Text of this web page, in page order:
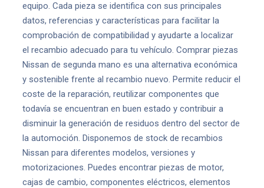
equipo. Cada pieza se identifica con sus principales
datos, referencias y características para facilitar la
comprobación de compatibilidad y ayudarte a localizar
el recambio adecuado para tu vehículo. Comprar piezas
Nissan de segunda mano es una alternativa económica
y sostenible frente al recambio nuevo. Permite reducir el
coste de la reparación, reutilizar componentes que
todavía se encuentran en buen estado y contribuir a
disminuir la generación de residuos dentro del sector de
la automoción. Disponemos de stock de recambios
Nissan para diferentes modelos, versiones y
motorizaciones. Puedes encontrar piezas de motor,
cajas de cambio, componentes eléctricos, elementos